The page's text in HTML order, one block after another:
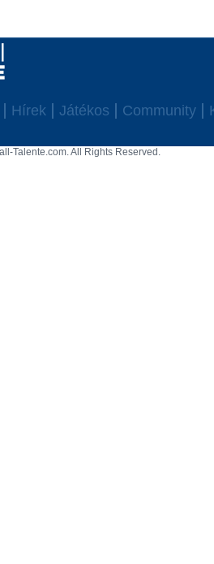
Hírek Játékos Community
Talente.com. All Rights Reserved.